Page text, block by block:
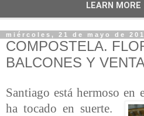
miércoles, 21 de mayo de
COMPOSTELA.
BALCONES Y
Santiago está hermoso en
ha tocado en suerte.
LEARN MORE